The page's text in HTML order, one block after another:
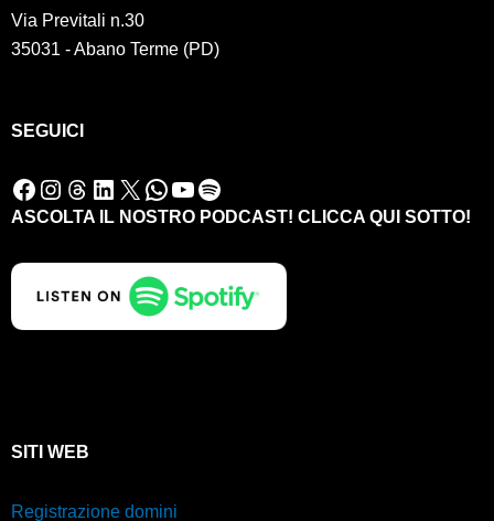
Via Previtali n.30
35031 - Abano Terme (PD)
SEGUICI
Facebook Instagram Threads LinkedIn X WhatsApp YouTube Spotify
ASCOLTA IL NOSTRO PODCAST! CLICCA QUI SOTTO!
SITI WEB
Registrazione domini